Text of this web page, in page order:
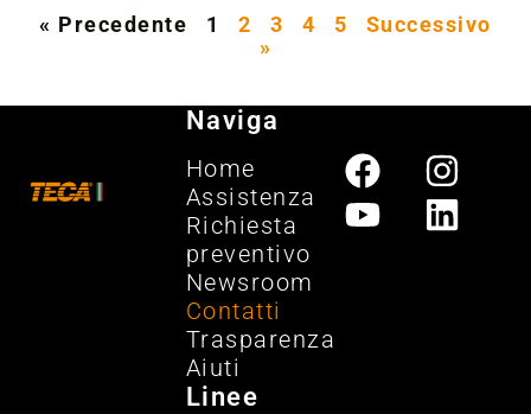
« Precedente 1 2 3 4 5
Successivo
»
Naviga
Home
Assistenza
Richiesta
preventivo
Newsroom
Contatti
Trasparenza
Aiuti
Linee